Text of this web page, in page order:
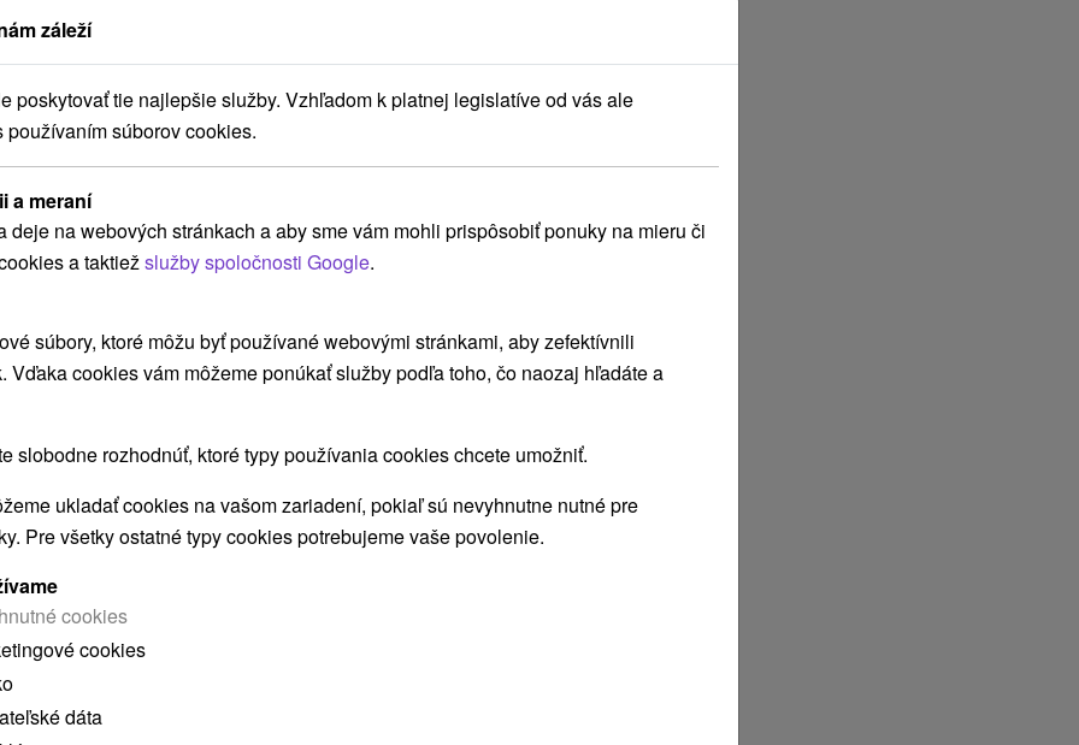
MOBILNÝM
SIGNÁLOM
Orange
O2
UBYTOVANIE JE
VHODNÉ NA
Na zimnú dovolenku
Romantické pobyty
Víkendové pobyty
POLOHA OBJEKTU
V rekreačnej oblasti
SPRESNENIE
V lese
Pri rieke
záleží
poskytovať tie najlepšie služby. Vzhľadom k platnej legislatíve od vás ale
súborov cookies.
a meraní
deje na webových stránkach a aby sme vám mohli prispôsobiť ponuky na mieru či
a taktiež služby spoločnosti Google.
súbory, ktoré môžu byť používané webovými stránkami, aby zefektívnili
Vďaka cookies vám môžeme ponúkať služby podľa toho, čo naozaj hľadáte a
slobodne rozhodnúť, ktoré typy používania cookies chcete umožniť.
ukladať cookies na vašom zariadení, pokiaľ sú nevyhnutne nutné pre
Pre všetky ostatné typy cookies potrebujeme vaše povolenie.
cookies
cookies
dáta